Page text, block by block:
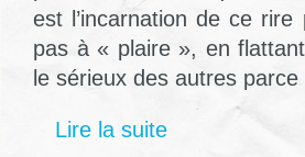
est l’incarnation de ce
pas à « plaire », en
le sérieux des autres parce
Lire la suite